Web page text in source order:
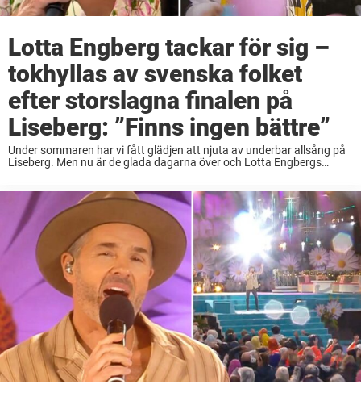
Lotta Engberg tackar för sig –
tokhyllas av svenska folket
efter storslagna finalen på
Liseberg: ”Finns ingen bättre”
Under sommaren har vi fått glädjen att njuta av underbar allsång på
Liseberg. Men nu är de glada dagarna över och Lotta Engbergs